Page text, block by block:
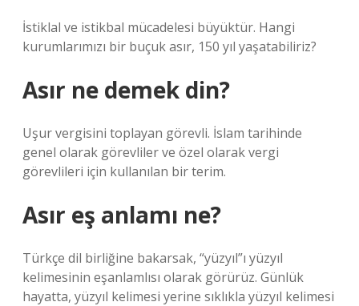
İstiklal ve istikbal mücadelesi büyüktür. Hangi
kurumlarımızı bir buçuk asır, 150 yıl yaşatabiliriz?
Asır ne demek din?
Uşur vergisini toplayan görevli. İslam tarihinde
genel olarak görevliler ve özel olarak vergi
görevlileri için kullanılan bir terim.
Asır eş anlamı ne?
Türkçe dil birliğine bakarsak, “yüzyıl”ı yüzyıl
kelimesinin eşanlamlısı olarak görürüz. Günlük
hayatta, yüzyıl kelimesi yerine sıklıkla yüzyıl kelimesi